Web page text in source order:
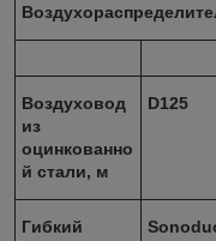
Воздуховод
из
оцинкованно
й стали, м
D125
Гибкий